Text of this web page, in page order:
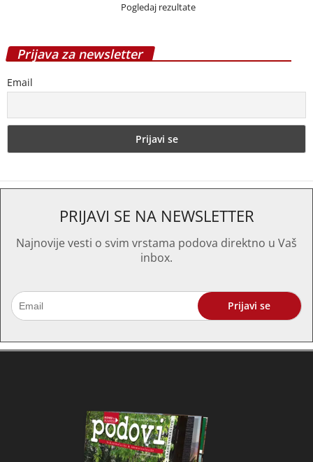
Pogledaj rezultate
Prijava za newsletter
Email
PRIJAVI SE NA NEWSLETTER
Najnovije vesti o svim vrstama podova direktno u Vaš
inbox.